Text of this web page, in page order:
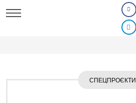
СПЕЦПРОЄКТИ